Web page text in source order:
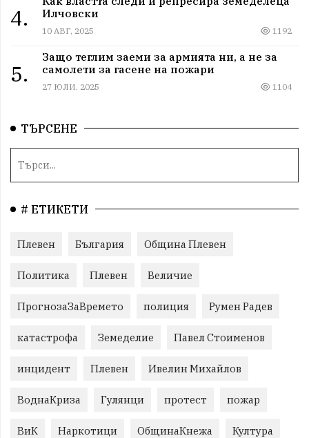
4.
Илчовски
10 АВГ, 2025 1192
5.
Защо теглим заеми за армията ни, а не за
самолети за гасене на пожари
27 ЮЛИ, 2025 1104
ТЪРСЕНЕ
# ЕТИКЕТИ
Плевен България Община Плевен
Политика Плевен Величие
ПрогнозаЗаВремето полиция Румен Радев
катастрофа Земеделие Павел Стоименов
инцидент Плевен Ивелин Михайлов
ВоднаКриза Гулянци протест пожар
ВиК Наркотици ОбщинаКнежа Култура